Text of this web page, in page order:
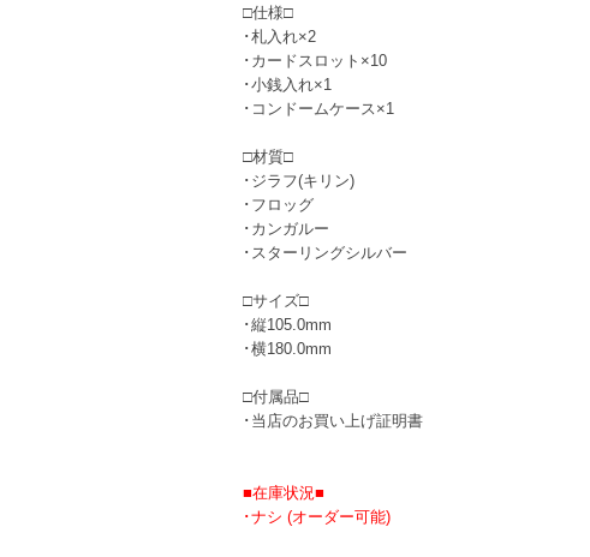
□仕様□
･札入れ×2
･カードスロット×10
･小銭入れ×1
･コンドームケース×1
□材質□
･ジラフ(キリン)
･フロッグ
･カンガルー
･スターリングシルバー
□サイズ□
･縦105.0mm
･横180.0mm
□付属品□
･当店のお買い上げ証明書
■在庫状況■
･ナシ (オーダー可能)